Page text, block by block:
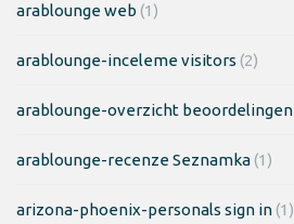
arablounge web (1)
arablounge-inceleme visitors (2)
arablounge-overzicht beoordelingen
arablounge-recenze Seznamka(1)
arizona-phoenix-personals sign in(1)